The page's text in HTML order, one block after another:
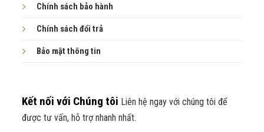
Chính sách bảo hành
Chính sách đổi trả
Bảo mật thông tin
Kết nối với Chúng tôi Liên hệ ngay với chúng tôi để
được tư vấn, hỗ trợ nhanh nhất.